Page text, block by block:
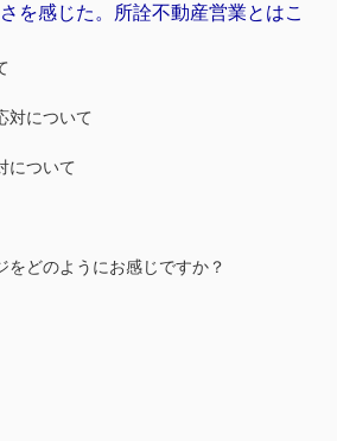
を感じた。所詮不動産営業とはこ
対について
について
をどのようにお感じですか？